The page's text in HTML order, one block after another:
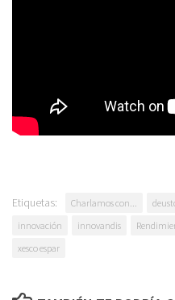
Etiquetas: Charlamos con...
innovación
innovandis
xesco espar